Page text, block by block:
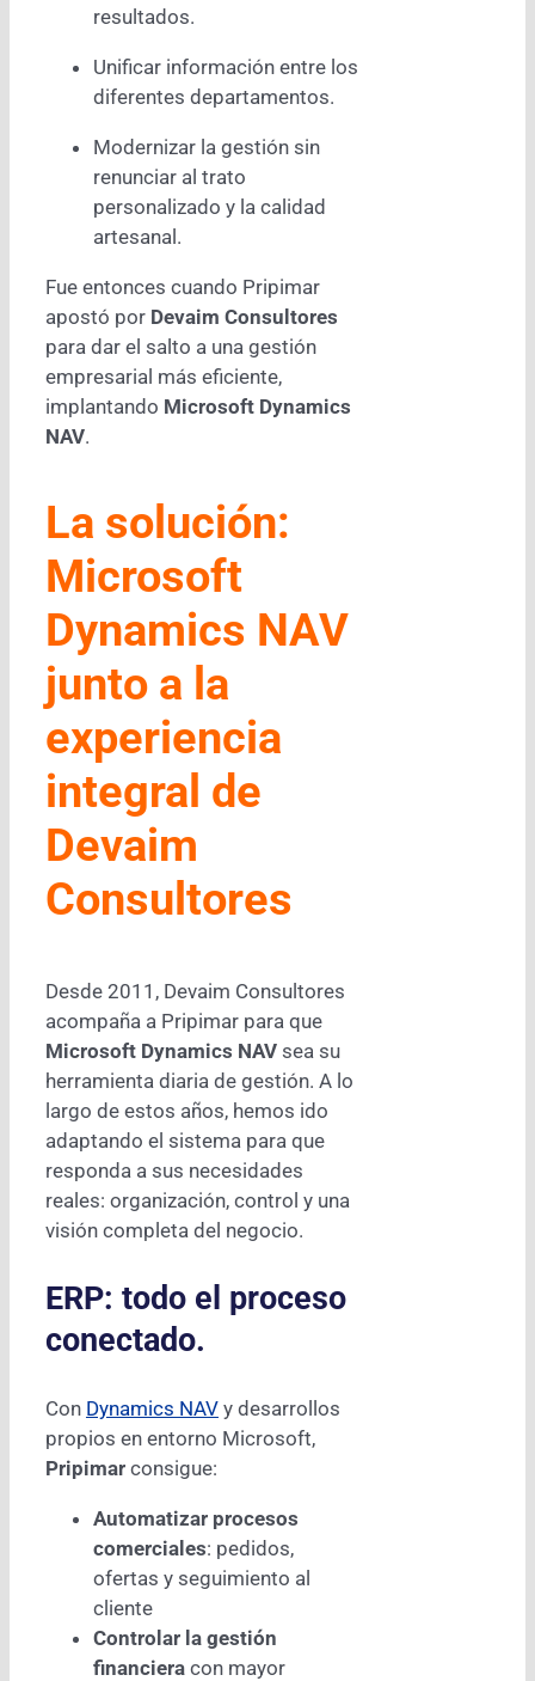
resultados.
Unificar información entre los
diferentes departamentos.
Modernizar la gestión sin
renunciar al trato
personalizado y la calidad
artesanal.
Fue entonces cuando Pripimar
apostó por Devaim Consultores
para dar el salto a una gestión
empresarial más eficiente,
implantando Microsoft Dynamics
NAV.
La solución:
Microsoft
Dynamics NAV
junto a la
experiencia
integral de
Devaim
Consultores
Desde 2011, Devaim Consultores
acompaña a Pripimar para que
Microsoft Dynamics NAVsea su
herramienta diaria de gestión. A lo
largo de estos años, hemos ido
adaptando el sistema para que
responda a sus necesidades
reales: organización, control y una
visión completa del negocio.
ERP: todo el proceso
conectado.
Con Dynamics NAVy desarrollos
propios en entorno Microsoft,
Pripimarconsigue:
Automatizar procesos
comerciales: pedidos,
ofertas y seguimiento al
cliente
Controlar la gestión
financieracon mayor